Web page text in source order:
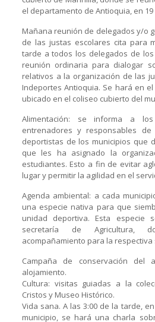
el departamento de Antioquia, en
Mañana reunión de delegados y/o
de las justas escolares cita para
tarde a todos los delegados de
reunión ordinaria para dialogar
relativos a la organización de las
Indeportes Antioquia. Se hará en
ubicado en el coliseo cubierto del
Alimentación: se informa a los
entrenadores y responsables
deportistas de los municipios que
que les ha asignado la
estudiantes. Esto a fin de evitar
lugar y permitir la agilidad en el
Agenda ambiental: a cada
una especie nativa para que
unidad deportiva. Esta especie
secretaría de Agricultura,
acompañamiento para la respectiva
Campaña de conservación del
alojamiento.
Cultura: visitas guiadas a la
Cristos y Museo Histórico.
Vida sana. A las 3:00 de la tarde,
municipio, se hará una charla